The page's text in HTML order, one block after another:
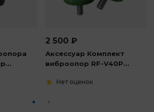
2 500 ₽
Аксессуар Комплект
виброопор RF-V40P...
Нет оценок